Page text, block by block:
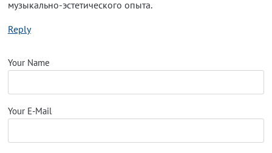
музыкально-эстетического опыта.
Reply
Your Name
Your E-Mail